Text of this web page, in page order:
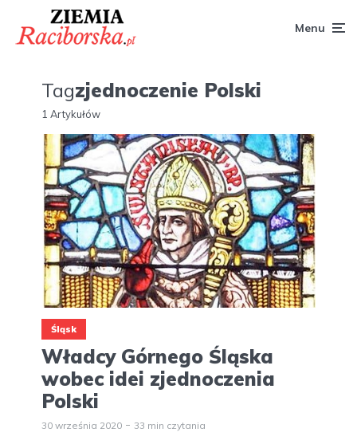
Menu
Tagzjednoczenie Polski
1 Artykułów
Śląsk
Władcy Górnego Śląska
wobec idei zjednoczenia
Polski
30 września 2020 33 min czytania